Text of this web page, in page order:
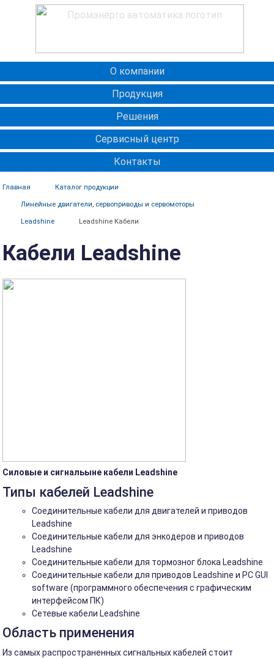
О компании
Продукция
Решения
Сервисный центр
Контакты
Главная Каталог продукции
Линейные двигатели, сервоприводы и сервомоторы
Leadshine Leadshine Кабели
Кабели Leadshine
Силовые и сигнальыне кабели Leadshine
Типы кабелей Leadshine
Соединительные кабели для двигателей и приводов
Leadshine
Соединительные кабели для энкодеров и приводов
Leadshine
Соединительные кабели для тормозног блока Leadshine
Соединительные кабели для приводов Leadshine и PC GUI
software (программного обеспечения с графическим
интерфейсом ПК)
Сетевые кабели Leadshine
Область применения
Из самых распространенных сигнальных кабелей стоит